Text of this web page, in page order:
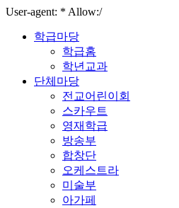
User-agent: * Allow:/
학급마당
학급홈
학년교과
단체마당
전교어린이회
스카우트
영재학급
방송부
합창단
오케스트라
미술부
아가페